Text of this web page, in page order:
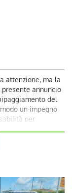
attenzione, ma la
annuncio
del
un impegno
per
vi
del veicolo ai
veicolo